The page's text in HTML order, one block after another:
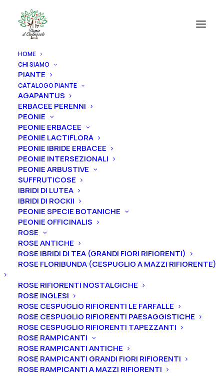
HOME
CHI SIAMO
PIANTE
CATALOGO PIANTE
AGAPANTUS
ERBACEE PERENNI
PEONIE
PEONIE ERBACEE
PEONIE LACTIFLORA
PEONIE IBRIDE ERBACEE
PEONIE INTERSEZIONALI
PEONIE ARBUSTIVE
SUFFRUTICOSE
IBRIDI DI LUTEA
IBRIDI DI ROCKII
PEONIE SPECIE BOTANICHE
PEONIE OFFICINALIS
ROSE
ROSE ANTICHE
ROSE IBRIDI DI TEA (GRANDI FIORI RIFIORENTI)
ROSE FLORIBUNDA (CESPUGLIO A MAZZI RIFIORENTE)
ROSE RIFIORENTI NOSTALGICHE
ROSE INGLESI
ROSE CESPUGLIO RIFIORENTI LE FARFALLE
ROSE CESPUGLIO RIFIORENTI PAESAGGISTICHE
ROSE CESPUGLIO RIFIORENTI TAPEZZANTI
ROSE RAMPICANTI
ROSE RAMPICANTI ANTICHE
ROSE RAMPICANTI GRANDI FIORI RIFIORENTI
ROSE RAMPICANTI A MAZZI RIFIORENTI
Home Iris Iris germanica
Iris barbata alta (TB)
Iris germanica “Bal
Masqué”
From5,00€
L’iris germanica “Bal Masqué” ha vessilli bianco puro,